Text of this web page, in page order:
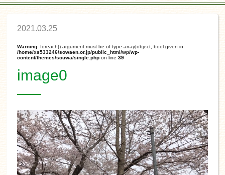
2021.03.25
Warning: foreach() argument must be of type array|object, bool given in
/home/xs533246/sowaen.or.jp/public_html/wp/wp-
content/themes/souwa/single.php on line39
image0